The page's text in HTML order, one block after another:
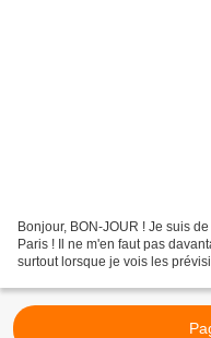
Bonjour, BON-JOUR ! Je suis
Paris ! Il ne m'en faut pas
surtout lorsque je vois les